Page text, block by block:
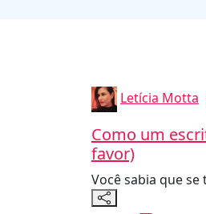
Letícia Motta
Como um
favor)
Você sabia que